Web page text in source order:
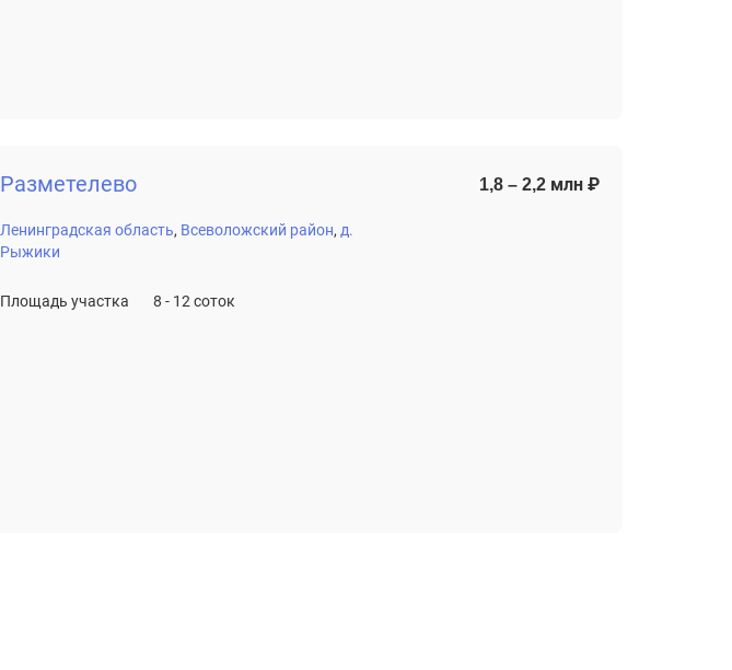
Разметелево
Ленинградская область Всеволожский район д.
Рыжики
Площадь участка 8 - 12 соток
1,8 – 2,2 млн ₽